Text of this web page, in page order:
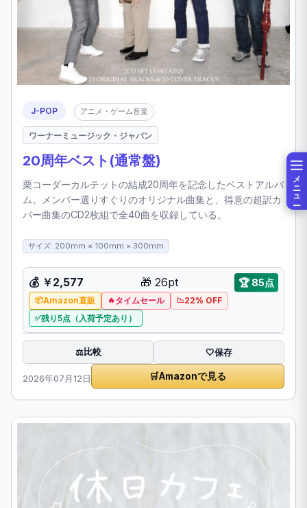
メニュー
J-POP アニメ・ゲーム音楽
ワーナーミュージック・ジャパン
20周年ベスト(通常盤)
栗コーダーカルテットの結成20周年を記念したベストアルバ
ム。メンバー選りすぐりのオリジナル曲集と、得意の超訳カ
バー曲集のCD2枚組で全40曲を収録している。
サイズ: 200mm × 100mm × 300mm
💰 ￥2,577 🎁 26pt 🏆85点
Amazon直販 タイムセール
22% OFF
残り5点（入荷予定あり）
⚖️比較 🤍保存
2026年07月12日 🛒Amazonで見る